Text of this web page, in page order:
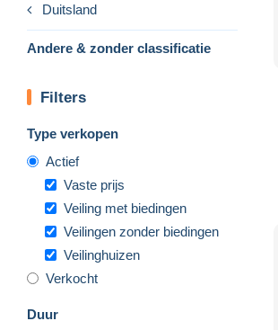
Duitsland
Andere & zonder classificatie
Filters
Type verkopen
Actief
Vaste prijs
Veiling met biedingen
Veilingen zonder biedingen
Veilinghuizen
Verkocht
Duur